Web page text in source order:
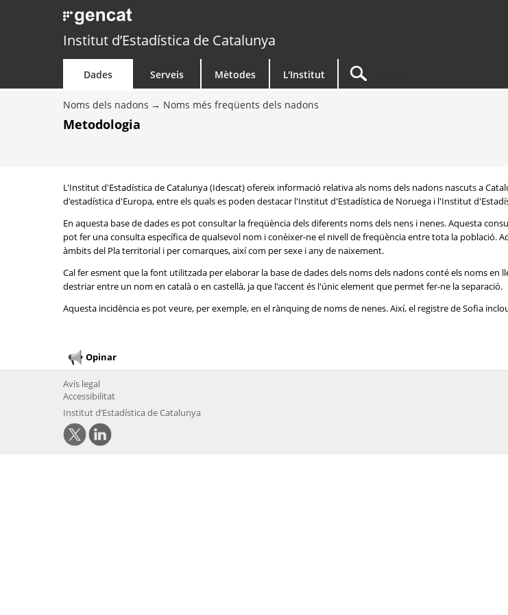
Institut d’Estadística de Catalunya
Dades Serveis Mètodes L'Institut
Noms dels nadons Noms més freqüents dels nadons
Metodologia
L'Institut d'Estadística de Catalunya (Idescat) ofereix informació relativa als noms dels nadons nascuts a
d'estadística d'Europa, entre els quals es poden destacar l'Institut d'Estadística de Noruega i l'Institut
En aquesta base de dades es pot consultar la freqüència dels diferents noms dels nens i nenes. Aquesta
pot fer una consulta específica de qualsevol nom i conèixer-ne el nivell de freqüència entre tota la
àmbits del Pla territorial i per comarques, així com per sexe i any de naixement.
Cal fer esment que la font utilitzada per elaborar la base de dades dels noms dels nadons conté els noms en
destriar entre un nom en català o en castellà, ja que l'accent és l'únic element que permet fer-ne la separació.
Aquesta incidència es pot veure, per exemple, en el rànquing de noms de nenes. Així, el registre de Sofia
Opinar
Avís legal
Accessibilitat
Institut d’Estadística de Catalunya